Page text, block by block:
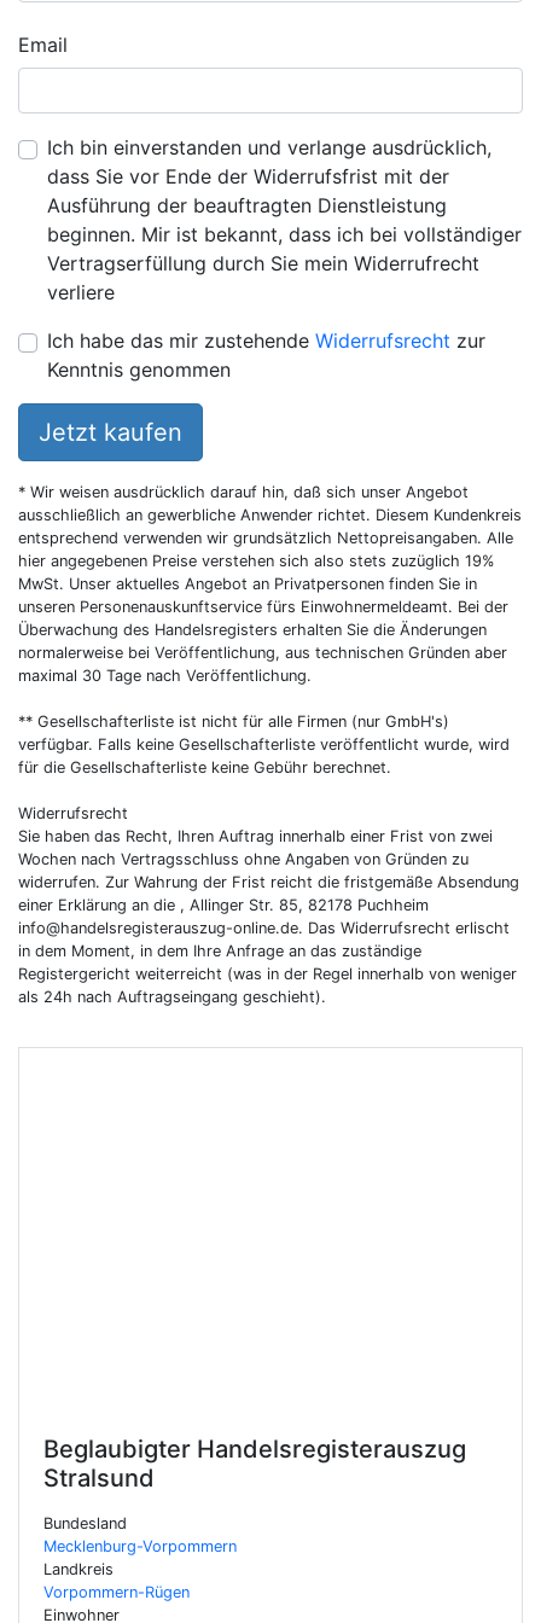
Beglaubigter Handelsregisterauszug
Stralsund
Bundesland
Mecklenburg-Vorpommern
Landkreis
Vorpommern-Rügen
Einwohner
Email
Ich bin einverstanden und verlange ausdrücklich,
dass Sie vor Ende der Widerrufsfrist mit der
Ausführung der beauftragten Dienstleistung
beginnen. Mir ist bekannt, dass ich bei vollständiger
Vertragserfüllung durch Sie mein Widerrufrecht
verliere
Ich habe das mir zustehende Widerrufsrecht zur
Kenntnis genommen
Jetzt kaufen
* Wir weisen ausdrücklich darauf hin, daß sich unser Angebot
ausschließlich an gewerbliche Anwender richtet. Diesem Kundenkreis
entsprechend verwenden wir grundsätzlich Nettopreisangaben. Alle
hier angegebenen Preise verstehen sich also stets zuzüglich 19%
MwSt. Unser aktuelles Angebot an Privatpersonen finden Sie in
unseren Personenauskunftservice fürs Einwohnermeldeamt. Bei der
Überwachung des Handelsregisters erhalten Sie die Änderungen
normalerweise bei Veröffentlichung, aus technischen Gründen aber
maximal 30 Tage nach Veröffentlichung.
** Gesellschafterliste ist nicht für alle Firmen (nur GmbH's)
verfügbar. Falls keine Gesellschafterliste veröffentlicht wurde, wird
für die Gesellschafterliste keine Gebühr berechnet.
Widerrufsrecht
Sie haben das Recht, Ihren Auftrag innerhalb einer Frist von zwei
Wochen nach Vertragsschluss ohne Angaben von Gründen zu
widerrufen. Zur Wahrung der Frist reicht die fristgemäße Absendung
einer Erklärung an die , Allinger Str. 85, 82178 Puchheim
info@handelsregisterauszug-online.de. Das Widerrufsrecht erlischt
in dem Moment, in dem Ihre Anfrage an das zuständige
Registergericht weiterreicht (was in der Regel innerhalb von weniger
als 24h nach Auftragseingang geschieht).